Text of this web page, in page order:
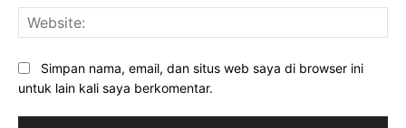
Simpan nama, email, dan situs web saya di browser ini
untuk lain kali saya berkomentar.